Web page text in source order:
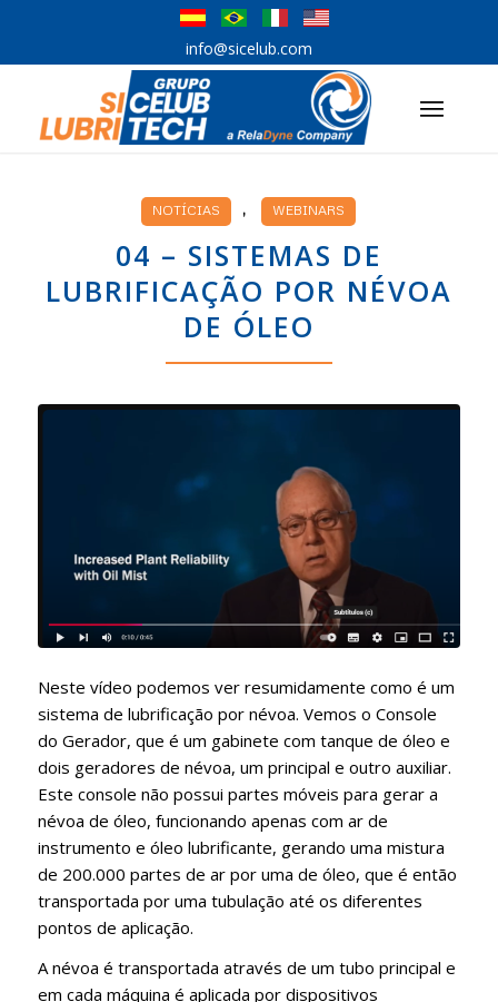
info@sicelub.com
NOTÍCIAS , WEBINARS
04 – SISTEMAS DE
LUBRIFICAÇÃO POR NÉVOA
DE ÓLEO
Neste vídeo podemos ver resumidamente como é um
sistema de lubrificação por névoa. Vemos o Console
do Gerador, que é um gabinete com tanque de óleo e
dois geradores de névoa, um principal e outro auxiliar.
Este console não possui partes móveis para gerar a
névoa de óleo, funcionando apenas com ar de
instrumento e óleo lubrificante, gerando uma mistura
de 200.000 partes de ar por uma de óleo, que é então
transportada por uma tubulação até os diferentes
pontos de aplicação.
A névoa é transportada através de um tubo principal e
em cada máquina é aplicada por dispositivos